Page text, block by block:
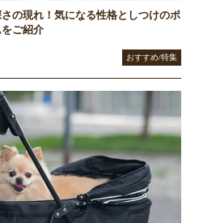
の現れ！気になる性格としつけのポ
ご紹介
おすすめ/特集